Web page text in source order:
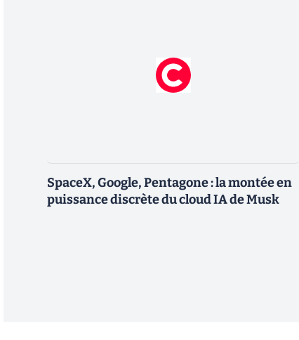
SpaceX, Google, Pentagone : la montée en
puissance discrète du cloud IA de Musk